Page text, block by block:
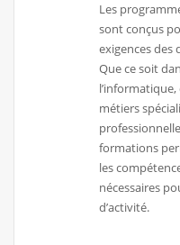
Les
sont conçus
exigences des
Que ce soit
l’informatique,
métiers
formations
les
nécessaires
d’activité.